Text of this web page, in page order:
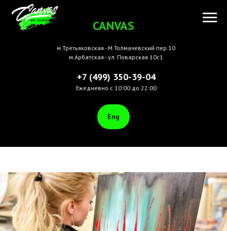
CANVAS
м.Третьяковская - М.Толмачевский пер.10
м.Арбатская - ул. Поварская 10с1
+7 (499) 350-39-04
Ежедневно с 10:00 до 22:00
Eng